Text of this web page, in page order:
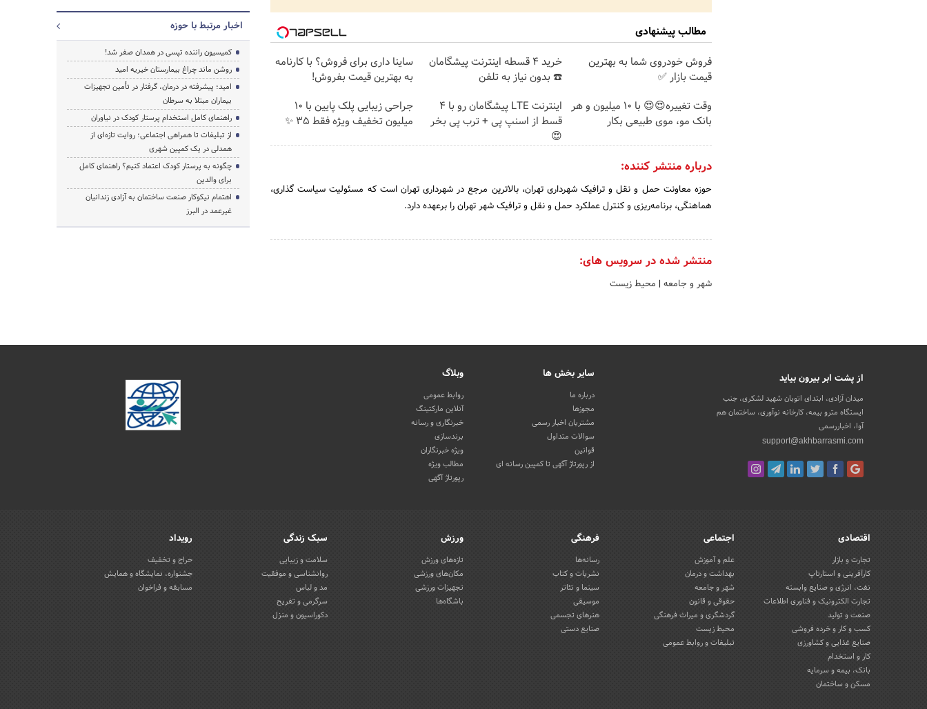
مطالب پیشنهادی
فروش خودروی شما به بهترین
قیمت بازار ✅
خرید 4 قسطه اینترنت پیشگامان
☎️ بدون نیاز به تلفن
ساینا داری برای فروش؟ با کارنامه
به بهترین قیمت بفروش!
وقت تغییره😍😍 با 10 میلیون و هر
بانک مو، موی طبیعی بکار
اینترنت LTE پیشگامان رو با 4
قسط از اسنپ پی + ترب پی بخر
😍
جراحی زیبایی پلک پایین با 10
میلیون تخفیف ویژه فقط 35 ✨
درباره منتشر کننده:
حوزه معاونت حمل و نقل و ترافیک شهرداری تهران، بالاترین مرجع در شهرداری تهران است که مسئولیت سیاست گذاری،
هماهنگی، برنامه­‌ریزی و کنترل عملکرد حمل و نقل و ترافیک شهر تهران را برعهده دارد.
منتشر شده در سرویس های:
شهر و جامعه | محیط زیست
اخبار مرتبط با حوزه
کمیسیون راننده تپسی در همدان صفر شد!
روشن ماند چراغ بیمارستان خیریه امید
امید؛ پیشرفته در درمان، گرفتار در تأمین تجهیزات
بیماران مبتلا به سرطان
راهنمای کامل استخدام پرستار کودک در نیاوران
از تبلیغات تا همراهی اجتماعی؛ روایت تازه‌ای از
همدلی در یک کمپین شهری
چگونه به پرستار کودک اعتماد کنیم؟ راهنمای کامل
برای والدین
اهتمام نیکوکار صنعت ساختمان به آزادی زندانیان
غیرعمد در البرز
از پشت ابر بیرون بیاید
میدان آزادی، ابتدای اتوبان شهید لشکری، جنب
ایستگاه مترو بیمه، کارخانه نوآوری، ساختمان هم
آوا، اخباررسمی
support@akhbarrasmi.com
سایر بخش ها
درباره ما
مجوزها
مشتریان اخبار رسمی
سوالات متداول
قوانین
از رپورتاژ آگهی تا کمپین رسانه ای
وبلاگ
روابط عمومی
آنلاین مارکتینگ
خبرنگاری و رسانه
برندسازی
ویژه خبرنگاران
مطالب ویژه
رپورتاژ آگهی
اقتصادی
تجارت و بازار
کارآفرینی و استارتاپ
نفت، انرژی و صنایع وابسته
تجارت الکترونیک و فناوری اطلاعات
صنعت و تولید
کسب و کار و خرده فروشی
صنایع غذایی و کشاورزی
کار و استخدام
بانک، بیمه و سرمایه
مسکن و ساختمان
اجتماعی
علم و آموزش
بهداشت و درمان
شهر و جامعه
حقوقی و قانون
گردشگری و میراث فرهنگی
محیط زیست
تبلیغات و روابط عمومی
فرهنگی
رسانه‌ها
نشریات و کتاب
سینما و تئاتر
موسیقی
هنرهای تجسمی
صنایع دستی
ورزش
تازه‌های ورزش
مکان‌های ورزشی
تجهیزات ورزشی
باشگاه‌ها
سبک زندگی
سلامت و زیبایی
روانشناسی و موفقیت
مد و لباس
سرگرمی و تفریح
دکوراسیون و منزل
رویداد
حراج و تخفیف
جشنواره، نمایشگاه و همایش
مسابقه و فراخوان